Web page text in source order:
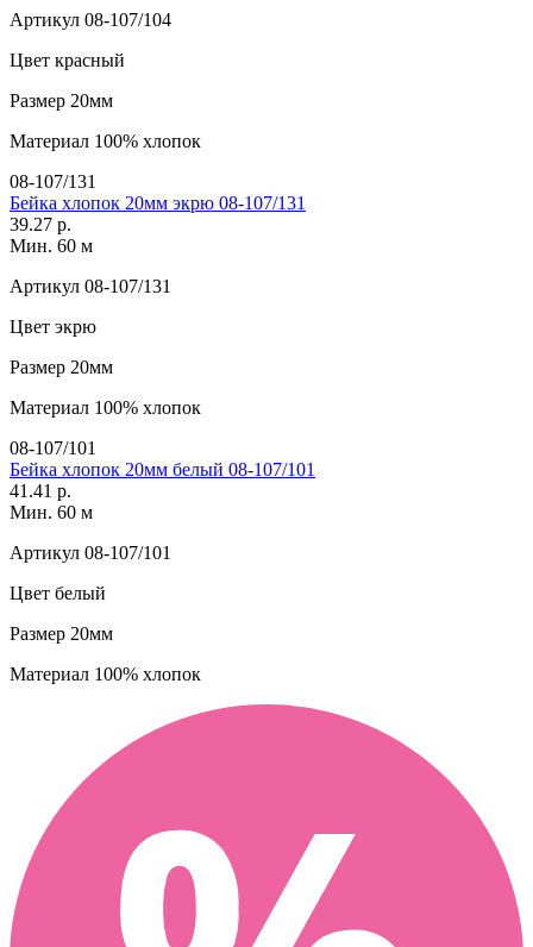
Артикул 08-107/104
Цвет красный
Размер 20мм
Материал 100% хлопок
08-107/131
Бейка хлопок 20мм экрю 08-107/131
39.27 р.
Мин. 60 м
Артикул 08-107/131
Цвет экрю
Размер 20мм
Материал 100% хлопок
08-107/101
Бейка хлопок 20мм белый 08-107/101
41.41 р.
Мин. 60 м
Артикул 08-107/101
Цвет белый
Размер 20мм
Материал 100% хлопок